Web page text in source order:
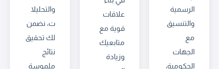
الرسمية
والتنسيق
مع
الجهات
الحكومية،
علاقات
قوية مع
متابعيك
وزيادة
والتحليلا
ت، نضمن
لك تحقيق
نتائج
ملموسة